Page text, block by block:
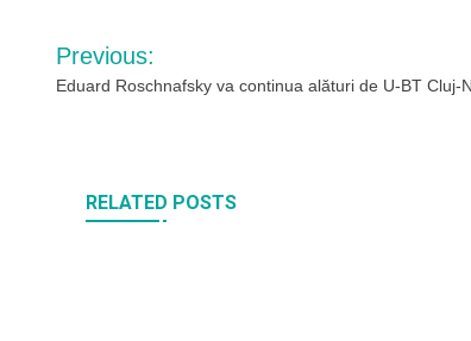
Navigare
în
Previous:
Eduard Roschnafsky va continua alături de U-BT Cluj-
RELATED POSTS